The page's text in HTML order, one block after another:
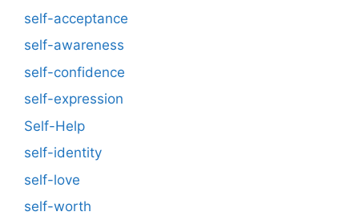
self-acceptance
self-awareness
self-confidence
self-expression
Self-Help
self-identity
self-love
self-worth